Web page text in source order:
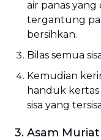
air panas
tergantung
bersihkan.
Bilas semua
Kemudian
handuk
sisa yang
3. Asam Muriat